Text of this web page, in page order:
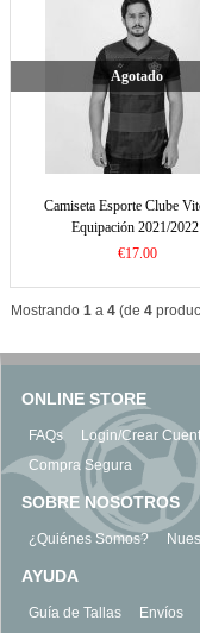
Agotado
Camiseta Esporte Clube
Equipación 2021/2022
€17.00
Mostrando 1a 4(de 4
ONLINE STORE
FAQs Login/Crear
Compra Segura
SOBRE NOSOTROS
¿Quiénes Somos?
AYUDA
Guía de Tallas Envíos